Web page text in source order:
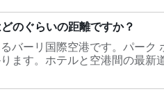
のぐらいの距離ですか？
バーリ国際空港です。パーク
ます。ホテルと空港間の最新